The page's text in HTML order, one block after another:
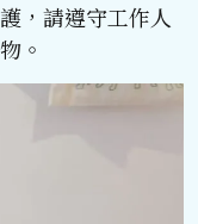
，請遵守工作人
。